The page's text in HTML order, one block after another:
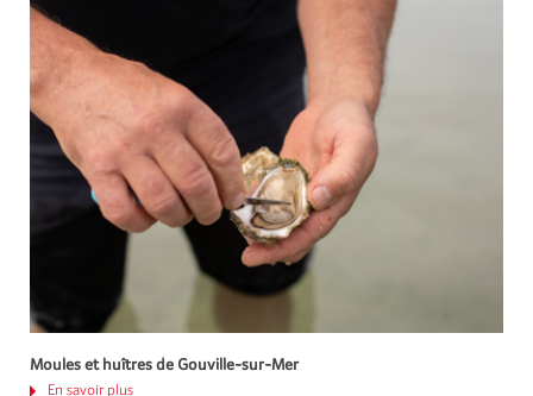
Moules et huîtres de Gouville-sur-Mer
En savoir plus